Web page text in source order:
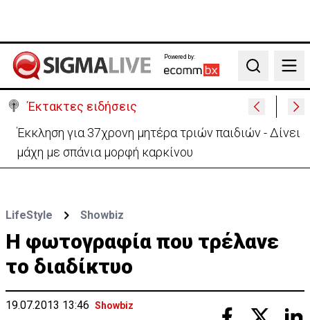
Powered by:
Search
Έκτακτες ειδήσεις
Γερμανία: Συγκρούστηκαν δύο τραμ - Τουλάχιστον
25 τραυματίες, οι 7 σοβαρά
LifeStyle Showbiz
H φωτογραφία που τρέλανε
το διαδίκτυο
19.07.2013 13:46 Showbiz